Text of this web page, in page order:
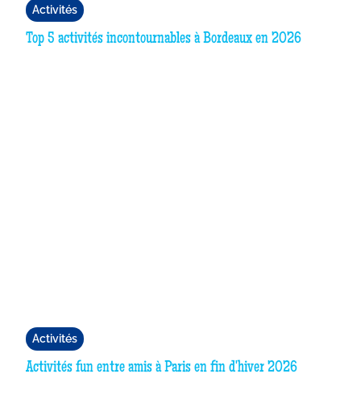
Activités
Top 5 activités incontournables à Bordeaux en 2026
Activités
Activités fun entre amis à Paris en fin d'hiver 2026